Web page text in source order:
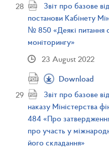
Звіт про базове
постанови Кабінету
№ 850 «Деякі питання
моніторингу»
23 August 2022
Download
Звіт про базове
наказу Міністерства
484 «Про
про участь у
його складання»